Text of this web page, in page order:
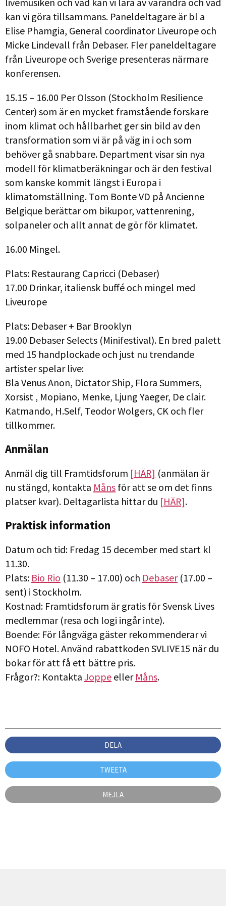
kan vi göra tillsammans. Paneldeltagare är bl a
Elise Phamgia, General coordinator Liveurope och
Micke Lindevall från Debaser. Fler paneldeltagare
från Liveurope och Sverige presenteras närmare
konferensen.
15.15 – 16.00 Per Olsson (Stockholm Resilience
Center) som är en mycket framstående forskare
inom klimat och hållbarhet ger sin bild av den
transformation som vi är på väg in i och som
behöver gå snabbare. Department visar sin nya
modell för klimatberäkningar och är den festival
som kanske kommit längst i Europa i
klimatomställning. Tom Bonte VD på Ancienne
Belgique berättar om bikupor, vattenrening,
solpaneler och allt annat de gör för klimatet.
16.00 Mingel.
Plats: Restaurang Capricci (Debaser)
17.00 Drinkar, italiensk buffé och mingel med
Liveurope
Plats: Debaser + Bar Brooklyn
19.00 Debaser Selects (Minifestival). En bred palett
med 15 handplockade och just nu trendande
artister spelar live:
Bla Venus Anon, Dictator Ship, Flora Summers,
Xorsist , Mopiano, Menke, Ljung Yaeger, De clair.
Katmando, H.Self, Teodor Wolgers, CK och fler
tillkommer.
Anmälan
Anmäl dig till Framtidsforum [HÄR] (anmälan är
nu stängd, kontakta Måns för att se om det finns
platser kvar). Deltagarlista hittar du [HÄR].
Praktisk information
Datum och tid: Fredag 15 december med start kl
11.30.
Plats: Bio Rio (11.30 – 17.00) och Debaser(17.00 –
sent) i Stockholm.
Kostnad: Framtidsforum är gratis för Svensk Lives
medlemmar (resa och logi ingår inte).
Boende: För långväga gäster rekommenderar vi
NOFO Hotel. Använd rabattkoden SVLIVE15 när du
bokar för att få ett bättre pris.
Frågor?: Kontakta Joppe eller Måns.
DELA
TWEETA
MEJLA